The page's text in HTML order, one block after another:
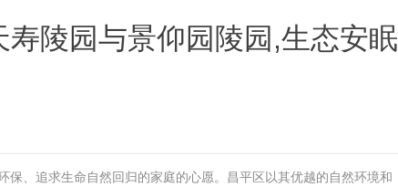
陵园与景仰园陵园,生态安眠
、追求生命自然回归的家庭的心愿。昌平区以其优越的自然环境和